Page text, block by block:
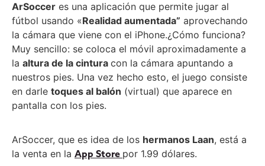
ArSoccer es una aplicación que permite jugar al
fútbol usando «Realidad aumentada” aprovechando
la cámara que viene con el iPhone.¿Cómo funciona?
Muy sencillo: se coloca el móvil aproximadamente a
la altura de la cintura con la cámara apuntando a
nuestros pies. Una vez hecho esto, el juego consiste
en darle toques al balón (virtual) que aparece en
pantalla con los pies.
ArSoccer, que es idea de los hermanos Laan, está a
la venta en la App Store por 1.99 dólares.